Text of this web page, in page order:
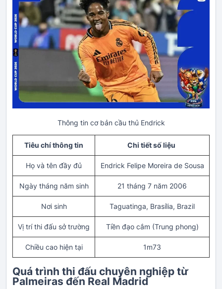
Thông tin cơ bản cầu thủ Endrick
Tiêu chí thông tin Chi tiết số liệu
Họ và tên đầy đủ Endrick Felipe Moreira de Sousa
Ngày tháng năm sinh 21 tháng 7 năm 2006
Nơi sinh Taguatinga, Brasília, Brazil
Vị trí thi đấu sở trường Tiền đạo cắm (Trung phong)
Chiều cao hiện tại 1m73
Quá trình thi đấu chuyên nghiệp từ
Palmeiras đến Real Madrid